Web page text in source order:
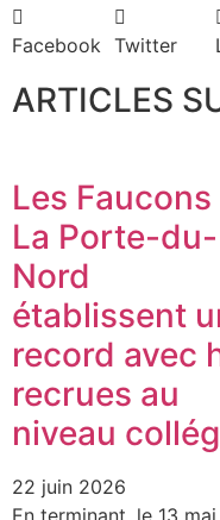
Facebook Twitter
ARTICLES
Les
La Porte-du-
Nord
établissent
record avec
recrues au
niveau
22 juin 2026